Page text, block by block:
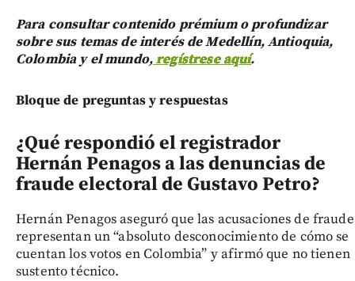
Para consultar contenido prémium o profundizar
sobre sus temas de interés de Medellín, Antioquia,
Colombia y el mundo,regístrese aquí.
Bloque de preguntas y respuestas
¿Qué respondió el registrador
Hernán Penagos a las denuncias de
fraude electoral de Gustavo Petro?
Hernán Penagos aseguró que las acusaciones de fraude
representan un “absoluto desconocimiento de cómo se
cuentan los votos en Colombia” y afirmó que no tienen
sustento técnico.